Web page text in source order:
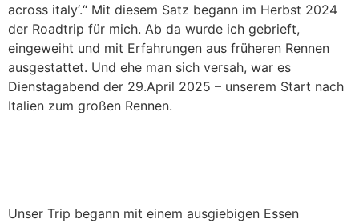
across italy‘.“ Mit diesem Satz begann im Herbst 2024
der Roadtrip für mich. Ab da wurde ich gebrieft,
eingeweiht und mit Erfahrungen aus früheren Rennen
ausgestattet. Und ehe man sich versah, war es
Dienstagabend der 29.April 2025 – unserem Start nach
Italien zum großen Rennen.
Unser Trip begann mit einem ausgiebigen Essen